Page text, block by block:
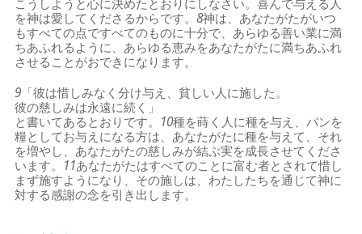
こうしようと心に決めたとおりにしなさい。喜んで与える人
を神は愛してくださるからです。8神は、あなたがたがいつ
もすべての点ですべてのものに十分で、あらゆる善い業に満
ちあふれるように、あらゆる恵みをあなたがたに満ちあふれ
させることがおできになります。
9 「彼は惜しみなく分け与え、貧しい人に施した。
彼の慈しみは永遠に続く」
と書いてあるとおりです。 10種を蒔く人に種を与え、パンを
糧としてお与えになる方は、あなたがたに種を与えて、それ
を増やし、あなたがたの慈しみが結ぶ実を成長させてくださ
います。 11あなたがたはすべてのことに富む者とされて惜し
まず施すようになり、その施しは、わたしたちを通じて神に
対する感謝の念を引き出します。